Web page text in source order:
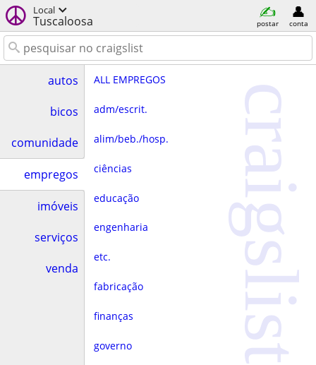
Local
Tuscaloosa postar conta
autos
bicos
comunidade
empregos
imóveis
serviços
venda
ALL EMPREGOS
adm/escrit.
alim/beb./hosp.
ciências
educação
engenharia
etc.
fabricação
finanças
governo craigslist